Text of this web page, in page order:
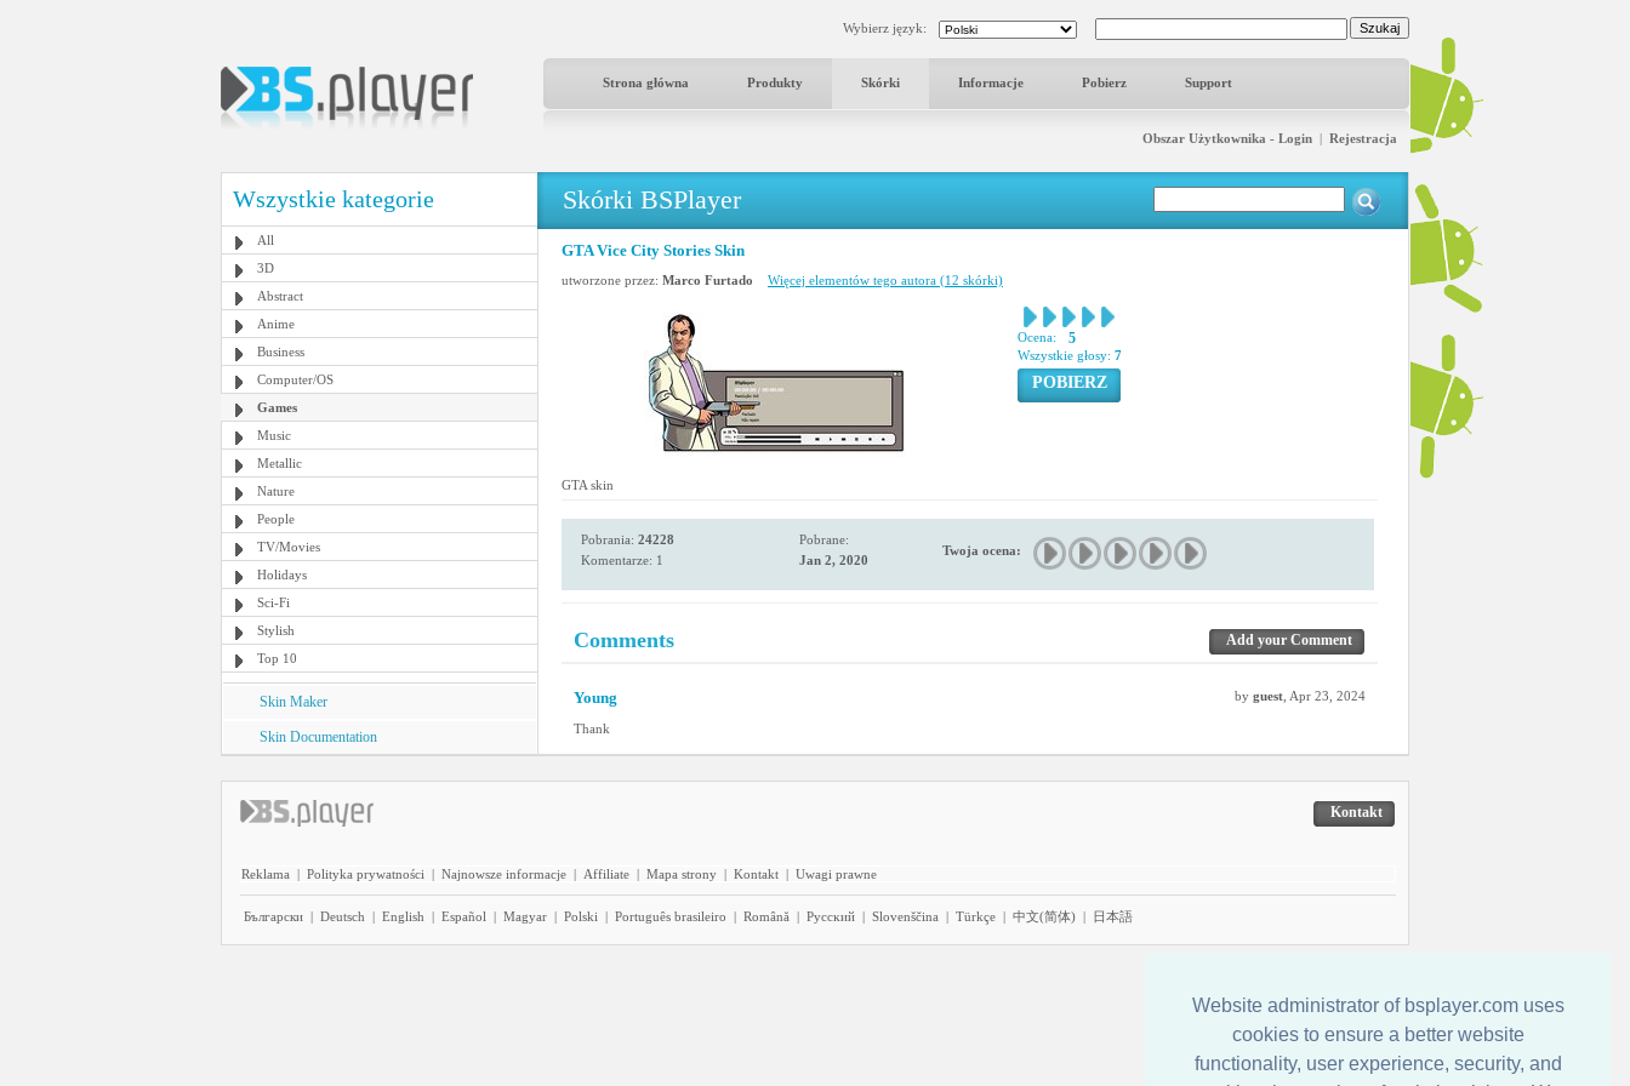
Website administrator of bsplayer.com uses
cookies to ensure a better website
functionality, user experience, security, and
Wybierz język:
Strona główna Produkty Skórki Informacje Pobierz Support
Obszar Użytkownika - Login | Rejestracja
Wszystkie kategorie
All
3D
Abstract
Anime
Business
Computer/OS
Games
Music
Metallic
Nature
People
TV/Movies
Holidays
Sci-Fi
Stylish
Top 10
Skin Maker
Skin Documentation
Skórki BSPlayer
GTA Vice City Stories Skin
utworzone przez: Marco Furtado Więcej elementów tego autora (12 skórki)
Ocena: 5
Wszystkie głosy: 7
POBIERZ
GTA skin
Pobrania: 24228
Komentarze: 1
Pobrane:
Jan 2, 2020
Twoja ocena:
Comments Add your Comment
Young by guest , Apr 23, 2024
Thank
Kontakt
Reklama | Polityka prywatności | Najnowsze informacje | Affiliate | Mapa strony | Kontakt | Uwagi prawne
Български | Deutsch | English | Español | Magyar | Polski | Português brasileiro | Română | Pyccĸий | Slovenščina | Türkçe | 中文(简体) | 日本語